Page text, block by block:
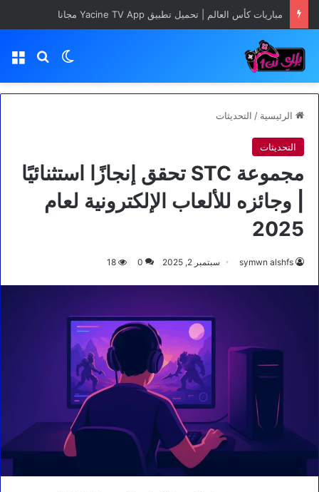
مباريات كأس العالم | تحميل تطبيق Yacine TV App مجانا
بحثالوضع
الرئيسية / التحديثات
التحديثات
مجموعة STC تحقق إنجازًا استثنائيًا
| وجائزه للألعاب الإلكترونية لعام
2025
symwn alshfs سبتمبر 2, 2025 0
18